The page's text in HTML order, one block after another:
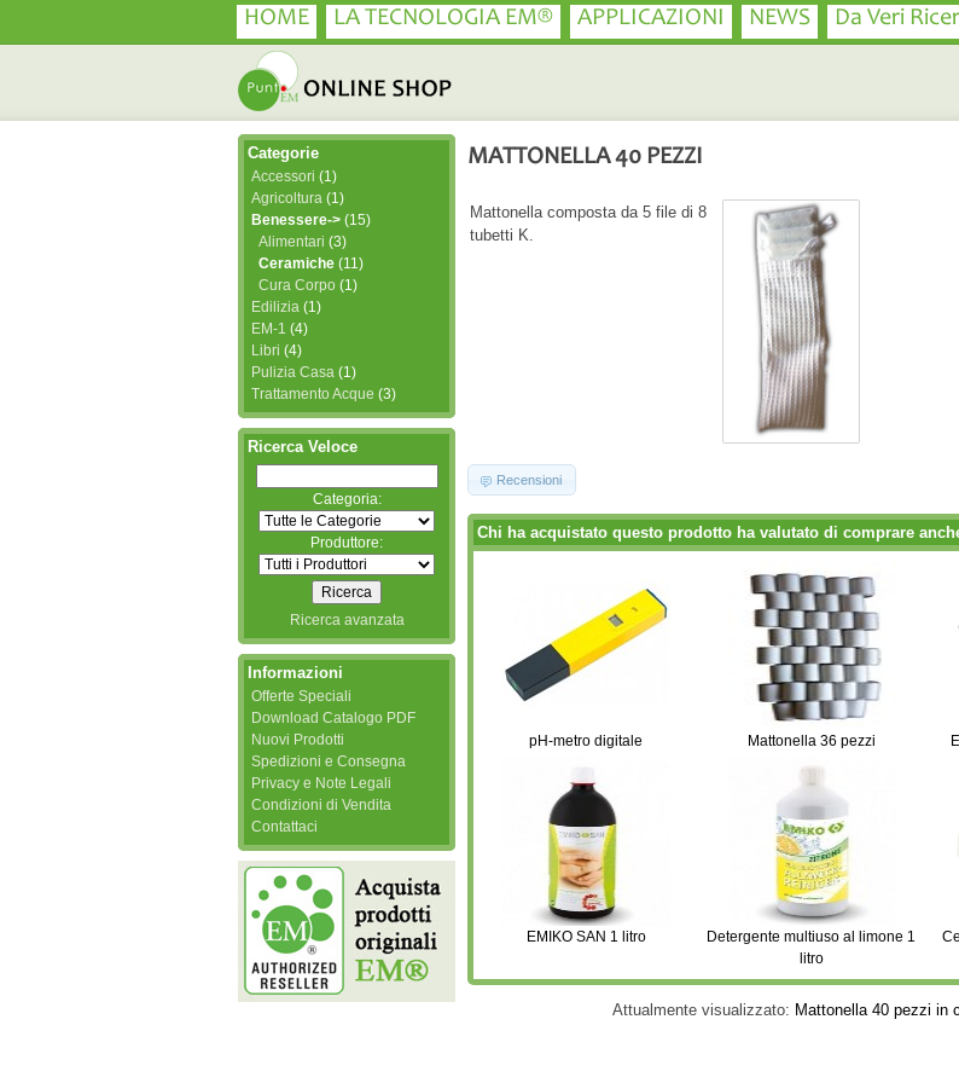
HOME LA TECNOLOGIA EM® APPLICAZIONI NEWS Da Veri
MATTONELLA 40 PEZZI
Mattonella composta da 5 file di 8
tubetti K.
Recensioni
Chi ha acquistato questo prodotto ha valutato di comprare
pH-metro digitale Mattonella 36 pezzi
EMIKO SAN 1 litro
Detergente multiuso al limone 1
litro
Attualmente visualizzato: Mattonella 40 pezzi in
Categorie
Accessori (1)
Agricoltura (1)
Benessere-> (15)
Alimentari (3)
Ceramiche (11)
Cura Corpo (1)
Edilizia (1)
EM-1 (4)
Libri (4)
Pulizia Casa (1)
Trattamento Acque (3)
Ricerca Veloce
Categoria:
Produttore:
Ricerca avanzata
Informazioni
Offerte Speciali
Download Catalogo PDF
Nuovi Prodotti
Spedizioni e Consegna
Privacy e Note Legali
Condizioni di Vendita
Contattaci